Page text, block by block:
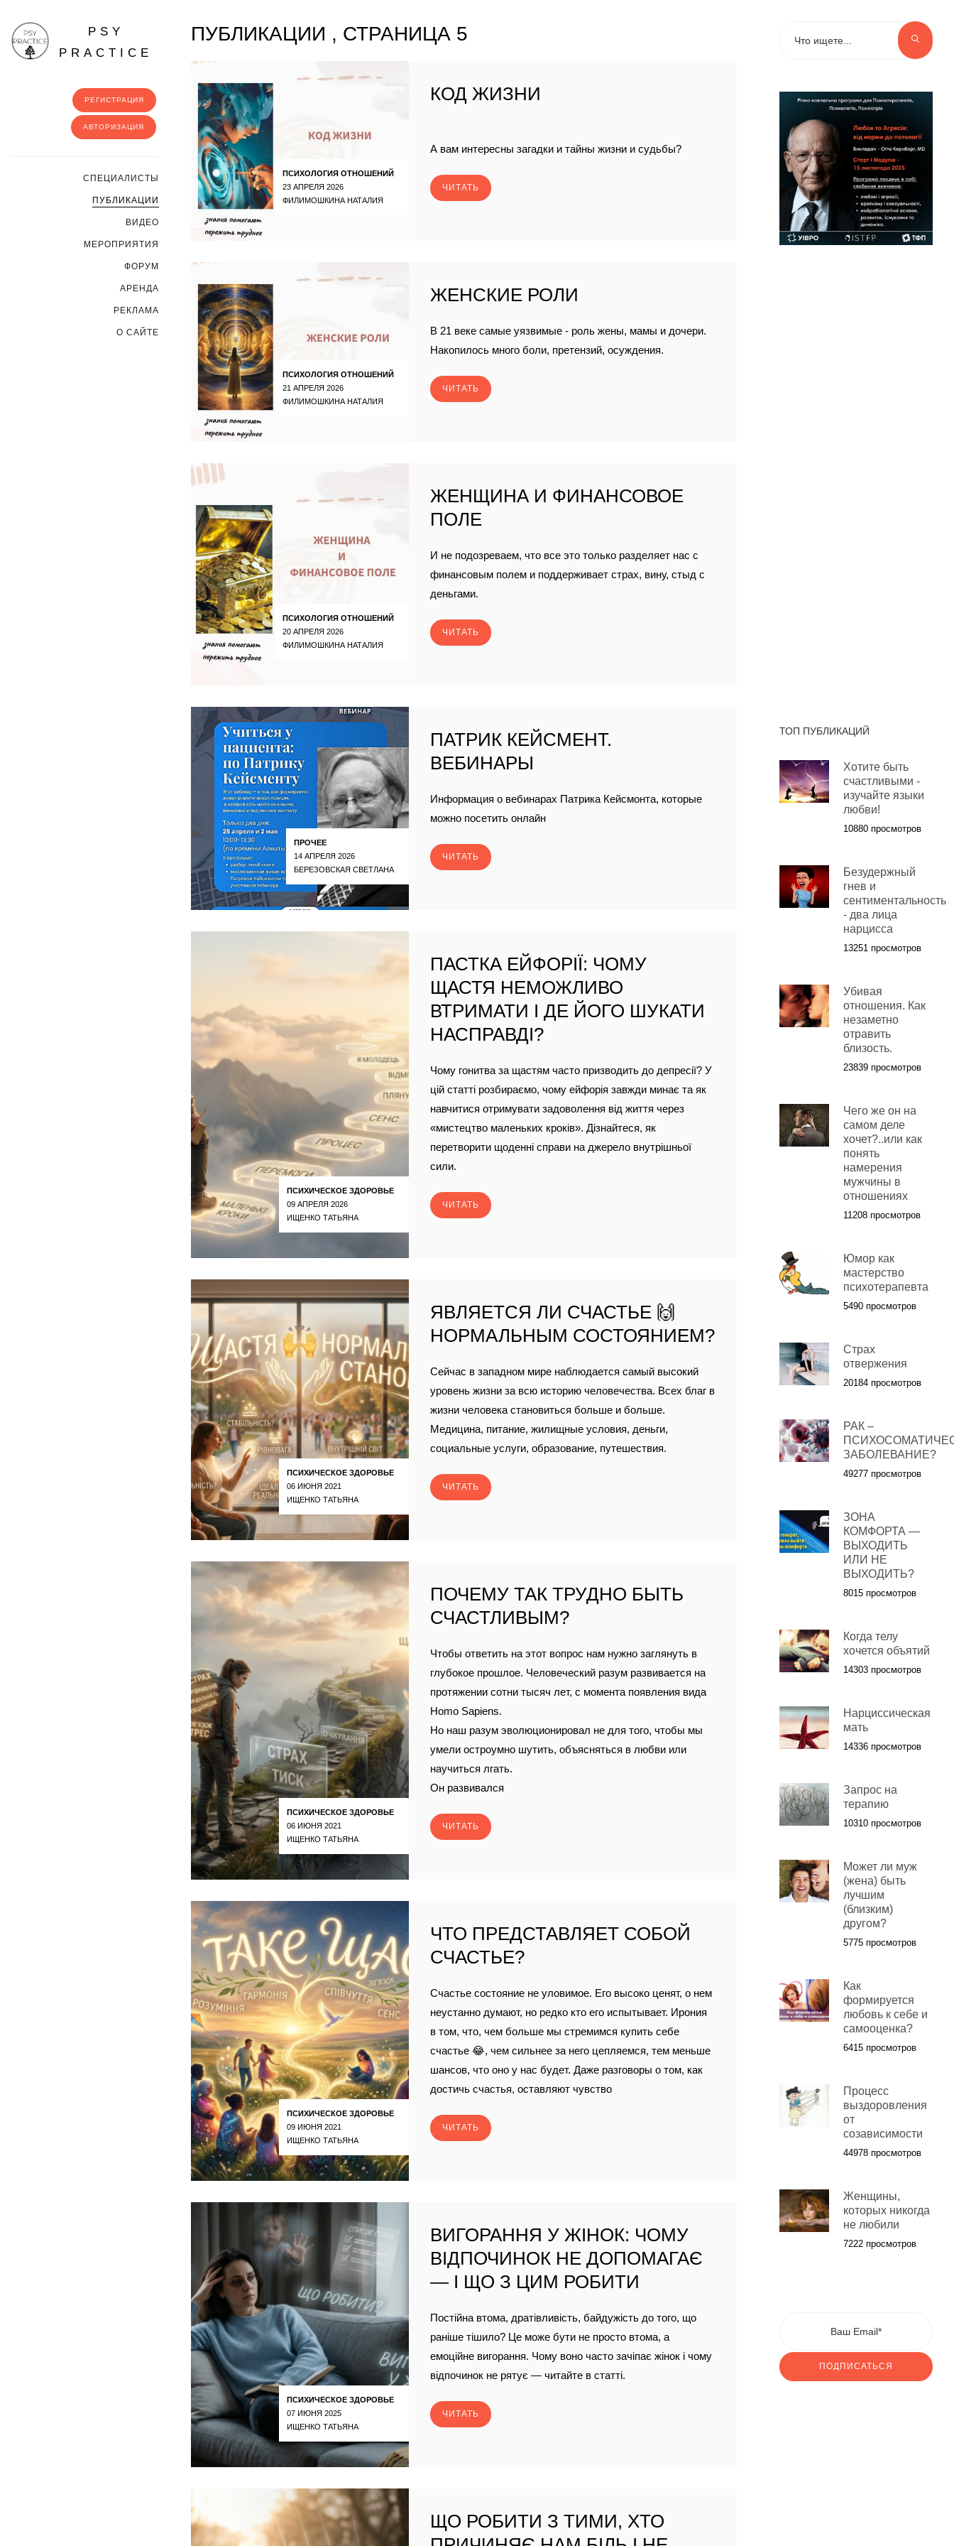
PSY
PRACTICE
РЕГИСТРАЦИЯ
АВТОРИЗАЦИЯ
CПЕЦИАЛИСТЫ
ПУБЛИКАЦИИ
ВИДЕО
МЕРОПРИЯТИЯ
ФОРУМ
АРЕНДА
РЕКЛАМА
О САЙТЕ
ПУБЛИКАЦИИ , СТРАНИЦА 5
ПСИХОЛОГИЯ ОТНОШЕНИЙ
23 АПРЕЛЯ 2026
ФИЛИМОШКИНА НАТАЛИЯ
КОД ЖИЗНИ
А вам интересны загадки и тайны жизни и судьбы?
ЧИТАТЬ
ПСИХОЛОГИЯ ОТНОШЕНИЙ
21 АПРЕЛЯ 2026
ФИЛИМОШКИНА НАТАЛИЯ
ЖЕНСКИЕ РОЛИ
В 21 веке самые уязвимые - роль жены, мамы и дочери.
Накопилось много боли, претензий, осуждения.
ЧИТАТЬ
ПСИХОЛОГИЯ ОТНОШЕНИЙ
20 АПРЕЛЯ 2026
ФИЛИМОШКИНА НАТАЛИЯ
ЖЕНЩИНА И ФИНАНСОВОЕ
ПОЛЕ
И не подозреваем, что все это только разделяет нас с
финансовым полем и поддерживает страх, вину, стыд с
деньгами.
ЧИТАТЬ
ПРОЧЕЕ
14 АПРЕЛЯ 2026
БЕРЕЗОВСКАЯ СВЕТЛАНА
ПАТРИК КЕЙСМЕНТ.
ВЕБИНАРЫ
Информация о вебинарах Патрика Кейсмонта, которые
можно посетить онлайн
ЧИТАТЬ
ПСИХИЧЕСКОЕ ЗДОРОВЬЕ
09 АПРЕЛЯ 2026
ИЩЕНКО ТАТЬЯНА
ПАСТКА ЕЙФОРІЇ: ЧОМУ
ЩАСТЯ НЕМОЖЛИВО
ВТРИМАТИ І ДЕ ЙОГО ШУКАТИ
НАСПРАВДІ?
Чому гонитва за щастям часто призводить до депресії? У
цій статті розбираємо, чому ейфорія завжди минає та як
навчитися отримувати задоволення від життя через
«мистецтво маленьких кроків». Дізнайтеся, як
перетворити щоденні справи на джерело внутрішньої
сили.
ЧИТАТЬ
ПСИХИЧЕСКОЕ ЗДОРОВЬЕ
06 ИЮНЯ 2021
ИЩЕНКО ТАТЬЯНА
ЯВЛЯЕТСЯ ЛИ СЧАСТЬЕ 🙌
НОРМАЛЬНЫМ СОСТОЯНИЕМ?
Сейчас в западном мире наблюдается самый высокий
уровень жизни за всю историю человечества. Всех благ в
жизни человека становиться больше и больше.
Медицина, питание, жилищные условия, деньги,
социальные услуги, образование, путешествия.
ЧИТАТЬ
ПСИХИЧЕСКОЕ ЗДОРОВЬЕ
06 ИЮНЯ 2021
ИЩЕНКО ТАТЬЯНА
ПОЧЕМУ ТАК ТРУДНО БЫТЬ
СЧАСТЛИВЫМ?
Чтобы ответить на этот вопрос нам нужно заглянуть в
глубокое прошлое. Человеческий разум развивается на
протяжении сотни тысяч лет, с момента появления вида
Homo Sapiens.
Но наш разум эволюционировал не для того, чтобы мы
умели остроумно шутить, объясняться в любви или
научиться лгать.
Он развивался
ЧИТАТЬ
ПСИХИЧЕСКОЕ ЗДОРОВЬЕ
09 ИЮНЯ 2021
ИЩЕНКО ТАТЬЯНА
ЧТО ПРЕДСТАВЛЯЕТ СОБОЙ
СЧАСТЬЕ?
Счастье состояние не уловимое. Его высоко ценят, о нем
неустанно думают, но редко кто его испытывает. Ирония
в том, что, чем больше мы стремимся купить себе
счастье 😂, чем сильнее за него цепляемся, тем меньше
шансов, что оно у нас будет. Даже разговоры о том, как
достичь счастья, оставляют чувство
ЧИТАТЬ
ПСИХИЧЕСКОЕ ЗДОРОВЬЕ
07 ИЮНЯ 2025
ИЩЕНКО ТАТЬЯНА
ВИГОРАННЯ У ЖІНОК: ЧОМУ
ВІДПОЧИНОК НЕ ДОПОМАГАЄ
— І ЩО З ЦИМ РОБИТИ
Постійна втома, дратівливість, байдужість до того, що
раніше тішило? Це може бути не просто втома, а
емоційне вигорання. Чому воно часто зачіпає жінок і чому
відпочинок не рятує — читайте в статті.
ЧИТАТЬ
ЩО РОБИТИ З ТИМИ, ХТО
ТОП ПУБЛИКАЦИЙ
Хотите быть
счастливыми -
изучайте языки
любви!
10880 просмотров
Безудержный
гнев и
сентиментальность
- два лица
нарцисса
13251 просмотров
Убивая
отношения. Как
незаметно
отравить
близость.
23839 просмотров
Чего же он на
самом деле
хочет?..или как
понять
намерения
мужчины в
отношениях
11208 просмотров
Юмор как
мастерство
психотерапевта
5490 просмотров
Страх
отвержения
20184 просмотров
РАК –
ЗАБОЛЕВАНИЕ?
49277 просмотров
ЗОНА
КОМФОРТА —
ВЫХОДИТЬ
ИЛИ НЕ
ВЫХОДИТЬ?
8015 просмотров
Когда телу
хочется объятий
14303 просмотров
Нарциссическая
мать
14336 просмотров
Запрос на
терапию
10310 просмотров
Может ли муж
(жена) быть
лучшим
(близким)
другом?
5775 просмотров
Как
формируется
любовь к себе и
самооценка?
6415 просмотров
Процесс
выздоровления
от
созависимости
44978 просмотров
Женщины,
которых никогда
не любили
7222 просмотров
ПОДПИСАТЬСЯ